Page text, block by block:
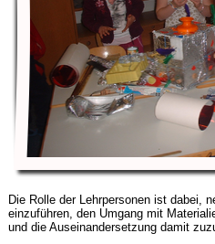
Die Rolle der Lehrpersonen ist dabei,
einzuführen, den Umgang mit
und die Auseinandersetzung damit